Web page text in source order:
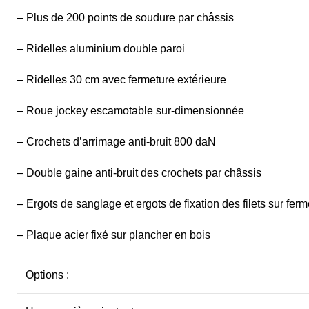
– Plus de 200 points de soudure par châssis
– Ridelles aluminium double paroi
– Ridelles 30 cm avec fermeture extérieure
– Roue jockey escamotable sur-dimensionnée
– Crochets d’arrimage anti-bruit 800 daN
– Double gaine anti-bruit des crochets par châssis
– Ergots de sanglage et ergots de fixation des filets sur
– Plaque acier fixé sur plancher en bois
Options :